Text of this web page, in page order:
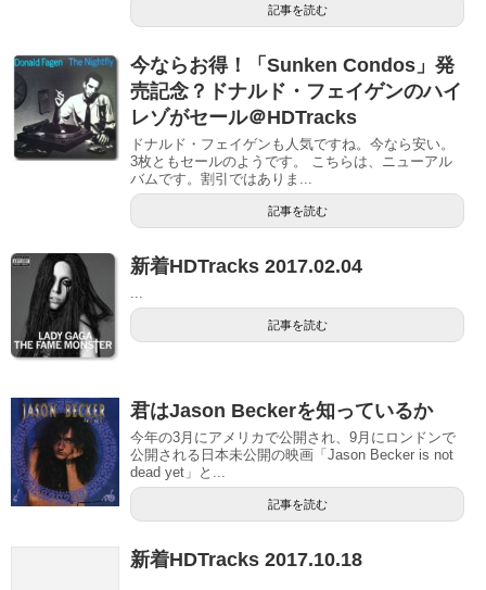
記事を読む
今ならお得！「Sunken Condos」発
売記念？ドナルド・フェイゲンのハイ
レゾがセール＠HDTracks
ドナルド・フェイゲンも人気ですね。今なら安い。
3枚ともセールのようです。 こちらは、ニューアル
バムです。割引ではありま...
記事を読む
新着HDTracks 2017.02.04
記事を読む
君はJason Beckerを知っているか
今年の3月にアメリカで公開され、9月にロンドンで
公開される日本未公開の映画「Jason Becker is not
dead yet」と...
記事を読む
新着HDTracks 2017.10.18